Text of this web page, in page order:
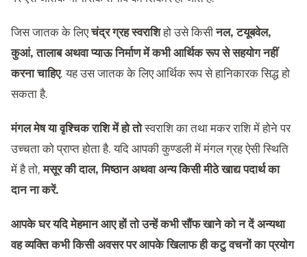
जिस जातक के लिएचंद्र ग्रह स्वराशिहो उसे किसीनल, टयूबवेल,
कुआं, तालाब अथवा प्याऊ निर्माण में कभी आर्थिक रूप से सहयोग नहीं
करना चाहिए. यह उस जातक के लिए आर्थिक रूप से हानिकारक सिद्ध हो
सकता है.
मंगल मेष या वृश्चिक राशि में हो तोस्वराशि का तथा मकर राशि में होने पर
उच्चता को प्राप्त होता है. यदि आपकी कुण्डली में मंगल ग्रह ऐसी स्थिति
में है तो,मसूर की दाल, मिष्ठान अथवा अन्य किसी मीठे खाद्य पदार्थ का
दान ना करें.
आपके घर यदि मेहमान आए हों तो उन्हें कभी सौंफ खाने को न दें अन्यथा
वह व्यक्ति कभी किसी अवसर पर आपके खिलाफ ही कटु वचनों का प्रयोग